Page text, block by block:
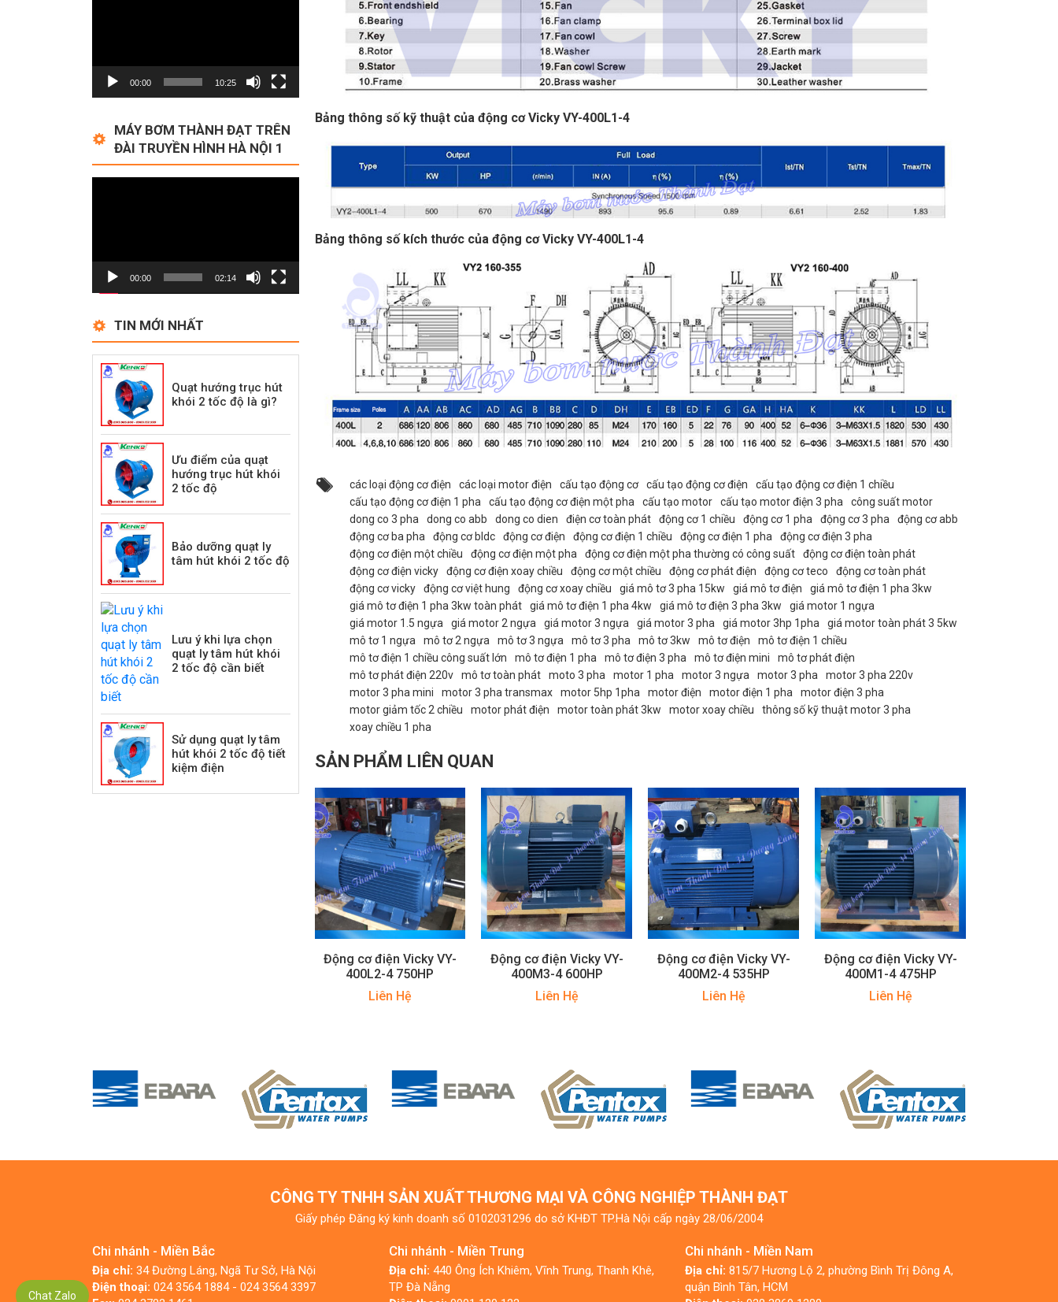
00:00 10:25
MÁY BƠM THÀNH ĐẠT TRÊN
ĐÀI TRUYỀN HÌNH HÀ NỘI 1
00:00 02:14
TIN MỚI NHẤT
Quạt hướng trục hút
khói 2 tốc độ là gì?
Ưu điểm của quạt
hướng trục hút khói
2 tốc độ
Bảo dưỡng quạt ly
tâm hút khói 2 tốc độ
Lưu ý khi lựa chọn
quạt ly tâm hút khói
2 tốc độ cần biết
Sử dụng quạt ly tâm
hút khói 2 tốc độ tiết
kiệm điện
Bảng thông số kỹ thuật của động cơ Vicky VY-400L1-4
Bảng thông số kích thước của động cơ Vicky VY-400L1-4
các loại động cơ điện các loại motor điện cấu tạo động cơ cấu tạo động cơ điện
cấu tạo động cơ điện 1 chiều
cấu tạo động cơ điện 1 pha
cấu tạo động cơ điện một pha cấu tạo motor cấu tạo motor điện 3 pha
công suất motor
dong co 3 pha
dong co abb dong co dien điện cơ toàn phát động cơ 1 chiều động cơ 1 pha động cơ 3 pha
động cơ abb
động cơ ba pha
động cơ bldc động cơ điện động cơ điện 1 chiều động cơ điện 1 pha
động cơ điện 3 pha
động cơ điện một chiều
động cơ điện một pha động cơ điện một pha thường có công suất
động cơ điện toàn phát
động cơ điện vicky
động cơ điện xoay chiều động cơ một chiều động cơ phát điện động cơ teco
động cơ toàn phát
động cơ vicky
động cơ việt hung động cơ xoay chiều giá mô tơ 3 pha 15kw giá mô tơ điện
giá mô tơ điện 1 pha 3kw
giá mô tơ điện 1 pha 3kw toàn phát
giá mô tơ điện 1 pha 4kw giá mô tơ điện 3 pha 3kw
giá motor 1 ngựa
giá motor 1.5 ngựa
giá motor 2 ngựa giá motor 3 ngựa giá motor 3 pha giá motor 3hp 1pha
giá motor toàn phát 3 5kw
mô tơ 1 ngựa
mô tơ 2 ngựa mô tơ 3 ngựa mô tơ 3 pha mô tơ 3kw mô tơ điện
mô tơ điện 1 chiều
mô tơ điện 1 chiều công suất lớn
mô tơ điện 1 pha mô tơ điện 3 pha mô tơ điện mini
mô tơ phát điện
mô tơ phát điện 220v
mô tơ toàn phát moto 3 pha motor 1 pha motor 3 ngựa motor 3 pha
motor 3 pha 220v
motor 3 pha mini
motor 3 pha transmax motor 5hp 1pha motor điện motor điện 1 pha
motor điện 3 pha
motor giảm tốc 2 chiều
motor phát điện motor toàn phát 3kw motor xoay chiều
thông số kỹ thuật motor 3 pha
xoay chiều 1 pha
SẢN PHẨM LIÊN QUAN
Động cơ điện Vicky VY-
400L2-4 750HP
Liên Hệ
Động cơ điện Vicky VY-
400M3-4 600HP
Liên Hệ
Động cơ điện Vicky VY-
400M2-4 535HP
Liên Hệ
Động cơ điện Vicky VY-
400M1-4 475HP
Liên Hệ
CÔNG TY TNHH SẢN XUẤT THƯƠNG MẠI VÀ CÔNG NGHIỆP THÀNH ĐẠT
Giấy phép Đăng ký kinh doanh số 0102031296 do sở KHĐT TP.Hà Nội cấp ngày 28/06/2004
Chi nhánh - Miền Bắc
Địa chỉ: 34 Đường Láng, Ngã Tư Sở, Hà Nội
Điện thoại: 024 3564 1884 - 024 3564 3397
Chi nhánh - Miền Trung
Địa chỉ: 440 Ông Ích Khiêm, Vĩnh Trung, Thanh Khê,
TP Đà Nẵng
Chi nhánh - Miền Nam
Địa chỉ: 815/7 Hương Lộ 2, phường Bình Trị Đông A,
quận Bình Tân, HCM
Chat Zalo